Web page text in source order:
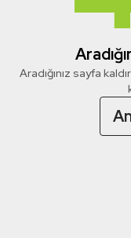
Aradığınız sayfa